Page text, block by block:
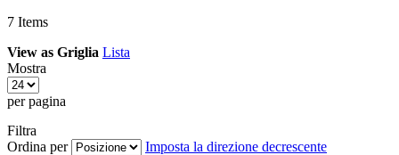
7 Items
View as Griglia Lista
Mostra
per pagina
Filtra
Ordina per
Imposta la direzione decrescente